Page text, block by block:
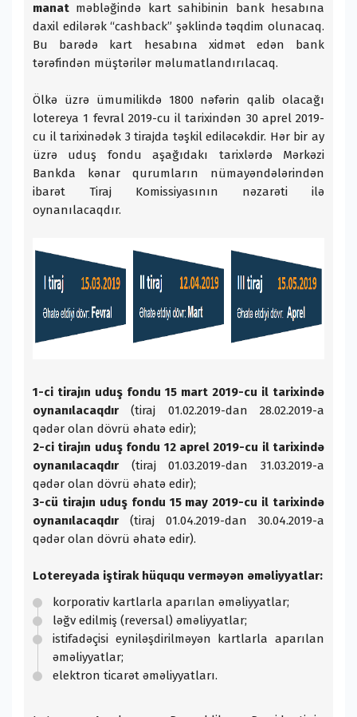
manat məbləğində kart sahibinin bank hesabına
daxil edilərək “cashback” şəklində təqdim olunacaq.
Bu barədə kart hesabına xidmət edən bank
tərəfindən müştərilər məlumatlandırılacaq.
Ölkə üzrə ümumilikdə 1800 nəfərin qalib olacağı
lotereya 1 fevral 2019-cu il tarixindən 30 aprel 2019-
cu il tarixinədək 3 tirajda təşkil ediləcəkdir. Hər bir ay
üzrə uduş fondu aşağıdakı tarixlərdə Mərkəzi
Bankda kənar qurumların nümayəndələrindən
ibarət Tiraj Komissiyasının nəzarəti ilə
oynanılacaqdır.
1-ci tirajın uduş fondu 15 mart 2019-cu il tarixində
oynanılacaqdır (tiraj 01.02.2019-dan 28.02.2019-a
qədər olan dövrü əhatə edir);
2-ci tirajın uduş fondu 12 aprel 2019-cu il tarixində
oynanılacaqdır (tiraj 01.03.2019-dan 31.03.2019-a
qədər olan dövrü əhatə edir);
3-cü tirajın uduş fondu 15 may 2019-cu il tarixində
oynanılacaqdır (tiraj 01.04.2019-dan 30.04.2019-a
qədər olan dövrü əhatə edir).
Lotereyada iştirak hüququ verməyən əməliyyatlar:
korporativ kartlarla aparılan əməliyyatlar;
ləğv edilmiş (reversal) əməliyyatlar;
istifadəçisi eyniləşdirilməyən kartlarla aparılan
əməliyyatlar;
elektron ticarət əməliyyatları.